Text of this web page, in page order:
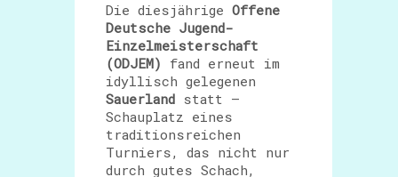
Die diesjährige Offene
Deutsche Jugend-
Einzelmeisterschaft
(ODJEM) fand erneut im
idyllisch gelegenen
Sauerland statt –
Schauplatz eines
traditionsreichen
Turniers, das nicht nur
durch gutes Schach,